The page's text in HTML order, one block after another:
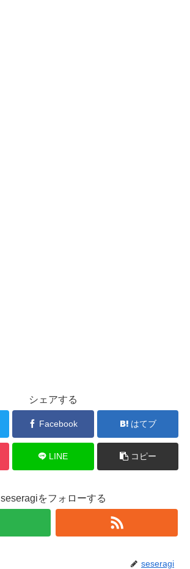
シェアする
Facebook はてブ
LINE コピー
seseragiをフォローする
seseragi